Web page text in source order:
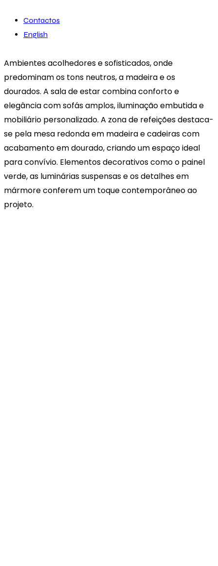
Contactos
English
Ambientes acolhedores e sofisticados, onde
predominam os tons neutros, a madeira e os
dourados. A sala de estar combina conforto e
elegância com sofás amplos, iluminação embutida e
mobiliário personalizado. A zona de refeições destaca-
se pela mesa redonda em madeira e cadeiras com
acabamento em dourado, criando um espaço ideal
para convívio. Elementos decorativos como o painel
verde, as luminárias suspensas e os detalhes em
mármore conferem um toque contemporâneo ao
projeto.